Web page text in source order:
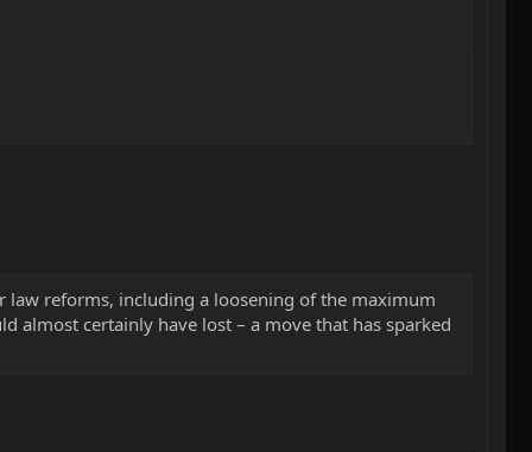
reforms, including a loosening of the maximum
almost certainly have lost – a move that has sparked